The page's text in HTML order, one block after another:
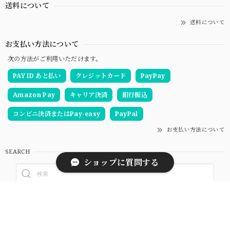
送料について
送料について
お支払い方法について
次の方法がご利用いただけます。
PAY ID あと払い
クレジットカード PayPay
Amazon Pay キャリア決済 銀行振込
コンビニ決済またはPay-easy PayPal
お支払い方法について
SEARCH
ショップに質問する